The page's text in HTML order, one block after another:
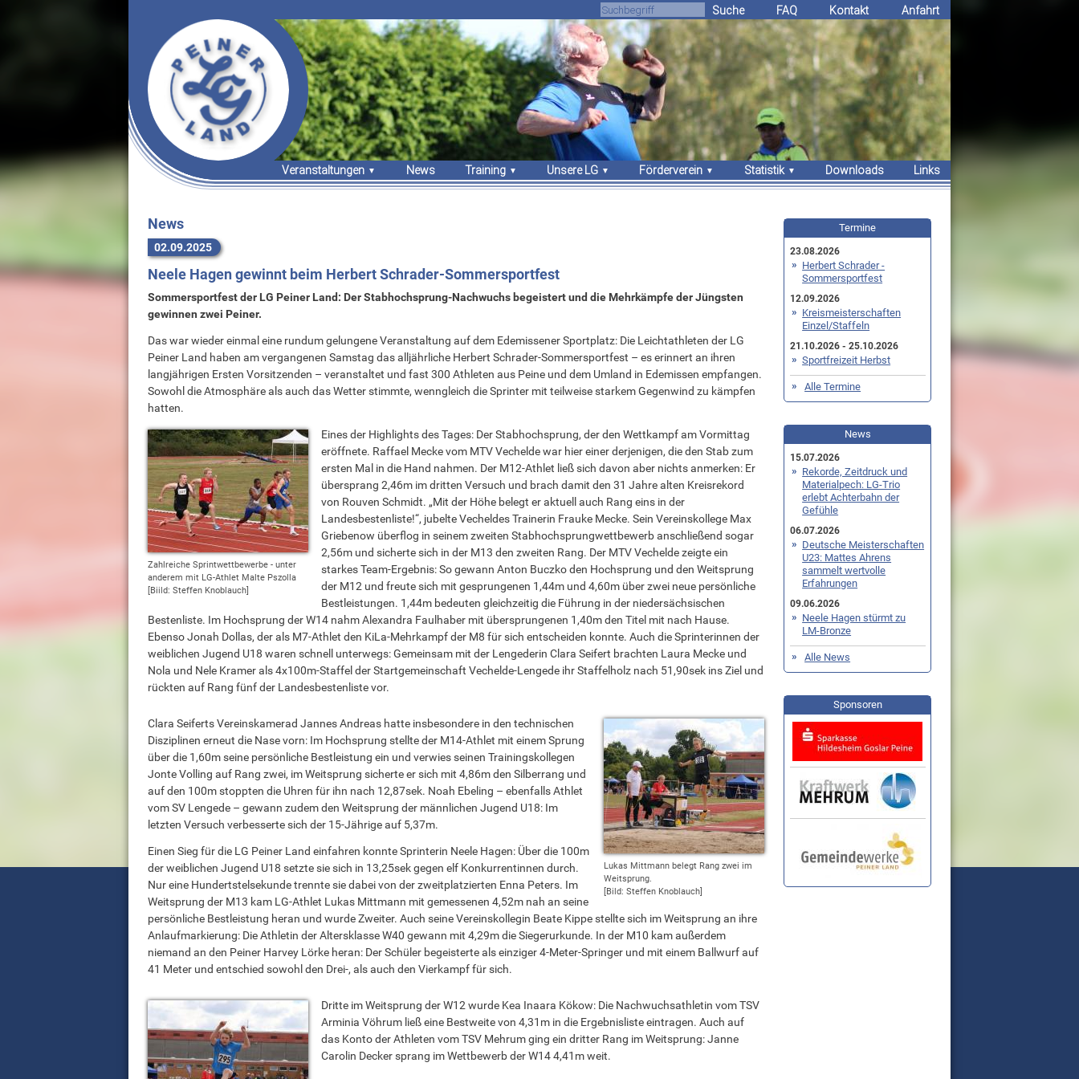
Veranstaltungen
Termine & Ergebnisse
News
Training
Trainingszeiten
Unsere LG
Über uns
Bekleidung
Förderverein
Unsere Arbeit
Statistik
Erfolge
Downloads Links
Suche FAQ Kontakt Anfahrt
News
02.09.2025
Neele Hagen gewinnt beim Herbert Schrader-Sommersportfest
Sommersportfest der LG Peiner Land: Der Stabhochsprung-Nachwuchs begeistert und die Mehrkämpfe der Jüngsten
gewinnen zwei Peiner.
Das war wieder einmal eine rundum gelungene Veranstaltung auf dem Edemissener Sportplatz: Die Leichtathleten der LG
Peiner Land haben am vergangenen Samstag das alljährliche Herbert Schrader-Sommersportfest – es erinnert an ihren
langjährigen Ersten Vorsitzenden – veranstaltet und fast 300 Athleten aus Peine und dem Umland in Edemissen empfangen.
Sowohl die Atmosphäre als auch das Wetter stimmte, wenngleich die Sprinter mit teilweise starkem Gegenwind zu kämpfen
hatten.
Zahlreiche Sprintwettbewerbe - unter
anderem mit LG-Athlet Malte Pszolla
[Biild: Steffen Knoblauch]
Eines der Highlights des Tages: Der Stabhochsprung, der den Wettkampf am Vormittag
eröffnete. Raffael Mecke vom MTV Vechelde war hier einer derjenigen, die den Stab zum
ersten Mal in die Hand nahmen. Der M12-Athlet ließ sich davon aber nichts anmerken: Er
übersprang 2,46m im dritten Versuch und brach damit den 31 Jahre alten Kreisrekord
von Rouven Schmidt. „Mit der Höhe belegt er aktuell auch Rang eins in der
Landesbestenliste!“, jubelte Vecheldes Trainerin Frauke Mecke. Sein Vereinskollege Max
Griebenow überflog in seinem zweiten Stabhochsprungwettbewerb anschließend sogar
2,56m und sicherte sich in der M13 den zweiten Rang. Der MTV Vechelde zeigte ein
starkes Team-Ergebnis: So gewann Anton Buczko den Hochsprung und den Weitsprung
der M12 und freute sich mit gesprungenen 1,44m und 4,60m über zwei neue persönliche
Bestleistungen. 1,44m bedeuten gleichzeitig die Führung in der niedersächsischen
Bestenliste. Im Hochsprung der W14 nahm Alexandra Faulhaber mit übersprungenen 1,40m den Titel mit nach Hause.
Ebenso Jonah Dollas, der als M7-Athlet den KiLa-Mehrkampf der M8 für sich entscheiden konnte. Auch die Sprinterinnen der
weiblichen Jugend U18 waren schnell unterwegs: Gemeinsam mit der Lengederin Clara Seifert brachten Laura Mecke und
Nola und Nele Kramer als 4x100m-Staffel der Startgemeinschaft Vechelde-Lengede ihr Staffelholz nach 51,90sek ins Ziel und
rückten auf Rang fünf der Landesbestenliste vor.
Lukas Mittmann belegt Rang zwei im
Weitsprung.
[Bild: Steffen Knoblauch]
Clara Seiferts Vereinskamerad Jannes Andreas hatte insbesondere in den technischen
Disziplinen erneut die Nase vorn: Im Hochsprung stellte der M14-Athlet mit einem Sprung
über die 1,60m seine persönliche Bestleistung ein und verwies seinen Trainingskollegen
Jonte Volling auf Rang zwei, im Weitsprung sicherte er sich mit 4,86m den Silberrang und
auf den 100m stoppten die Uhren für ihn nach 12,87sek. Noah Ebeling – ebenfalls Athlet
vom SV Lengede – gewann zudem den Weitsprung der männlichen Jugend U18: Im
letzten Versuch verbesserte sich der 15-Jährige auf 5,37m.
Einen Sieg für die LG Peiner Land einfahren konnte Sprinterin Neele Hagen: Über die 100m
der weiblichen Jugend U18 setzte sie sich in 13,25sek gegen elf Konkurrentinnen durch.
Nur eine Hundertstelsekunde trennte sie dabei von der zweitplatzierten Enna Peters. Im
Weitsprung der M13 kam LG-Athlet Lukas Mittmann mit gemessenen 4,52m nah an seine
persönliche Bestleistung heran und wurde Zweiter. Auch seine Vereinskollegin Beate Kippe stellte sich im Weitsprung an ihre
Anlaufmarkierung: Die Athletin der Altersklasse W40 gewann mit 4,29m die Siegerurkunde. In der M10 kam außerdem
niemand an den Peiner Harvey Lörke heran: Der Schüler begeisterte als einziger 4-Meter-Springer und mit einem Ballwurf auf
41 Meter und entschied sowohl den Drei-, als auch den Vierkampf für sich.
Dritte im Weitsprung der W12 wurde Kea Inaara Kökow: Die Nachwuchsathletin vom TSV
Arminia Vöhrum ließ eine Bestweite von 4,31m in die Ergebnisliste eintragen. Auch auf
das Konto der Athleten vom TSV Mehrum ging ein dritter Rang im Weitsprung: Janne
Carolin Decker sprang im Wettbewerb der W14 4,41m weit.
Termine
23.08.2026
Herbert Schrader -
Sommersportfest
12.09.2026
Kreismeisterschaften
Einzel/Staffeln
21.10.2026 - 25.10.2026
Sportfreizeit Herbst
Alle Termine
News
15.07.2026
Rekorde, Zeitdruck und
Materialpech: LG-Trio
erlebt Achterbahn der
Gefühle
06.07.2026
Deutsche Meisterschaften
U23: Mattes Ahrens
sammelt wertvolle
Erfahrungen
09.06.2026
Neele Hagen stürmt zu
LM-Bronze
Alle News
Sponsoren